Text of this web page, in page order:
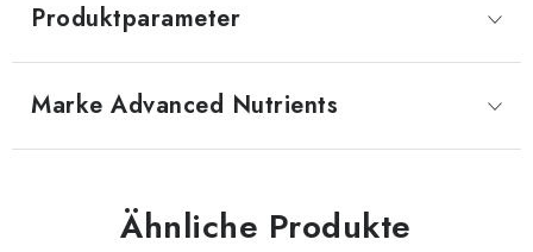
Produktparameter
Marke Advanced Nutrients
Ähnliche Produkte